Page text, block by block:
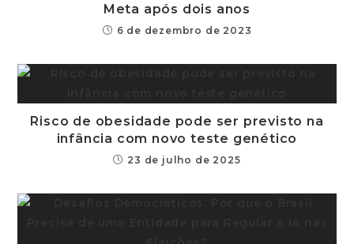
Meta após dois anos
6 de dezembro de 2023
Risco de obesidade pode ser previsto na
infância com novo teste genético
23 de julho de 2025